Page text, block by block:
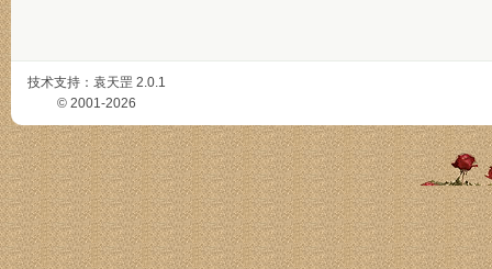
技术支持： 袁天罡 2.0.1
© 2001-2026